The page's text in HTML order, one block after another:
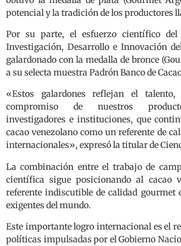
potencial y la tradición de los productores
Por su parte, el esfuerzo científico del
Investigación, Desarrollo e Innovación
galardonado con la medalla de bronce
a su selecta muestra Padrón Banco de
«Estos galardones reflejan el
compromiso de nuestros
investigadores e instituciones, que
cacao venezolano como un referente de
internacionales», expresó la titular de
La combinación entre el trabajo de
científica sigue posicionando al cacao
referente indiscutible de calidad gourmet
exigentes del mundo.
Este importante logro internacional es el
políticas impulsadas por el Gobierno